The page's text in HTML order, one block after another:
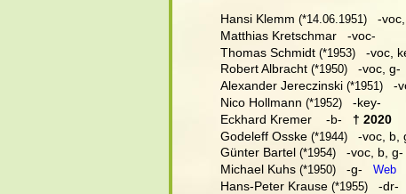
Hansi Klemm (*14.06.1951)
-
Matthias Kretschmar   -voc-
Thomas Schmidt (*1953)
-voc,
Robert Albracht (*1950)
   -voc, g-
Alexander Jereczinski (*1951)
-
Nico Hollmann (*1952)
   -key-
Eckhard Kremer    -b-
† 2020
Godeleff Osske (*1944)
-voc, b,
Günter Bartel (*1954)
   -voc, b, g-
Michael Kuhs (*1950)
   -g-
Web
Hans-Peter Krause (*1955)
   -dr-